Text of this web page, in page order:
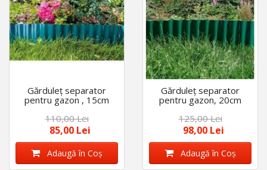
Gărduleț separator
pentru gazon , 15cm
lățime x 9m lungime
110,00 Lei
85,00 Lei
Adaugă în Coş
Gărduleț separator
pentru gazon, 20cm
lățime x 9m lungime
125,00 Lei
98,00 Lei
Adaugă în Coş